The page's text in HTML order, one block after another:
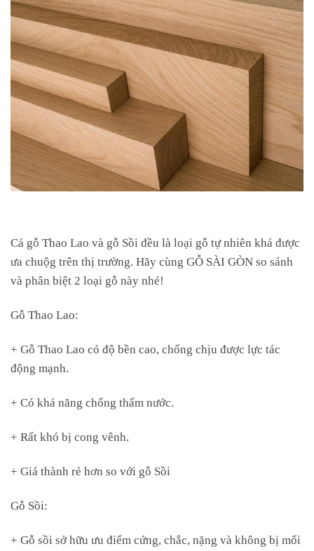
Cả gỗ Thao Lao và gỗ Sồi đều là loại gỗ tự nhiên khá được
ưa chuộg trên thị trường. Hãy cùng GỖ SÀI GÒN so sánh
và phân biệt 2 loại gỗ này nhé!
Gỗ Thao Lao:
+ Gỗ Thao Lao có độ bền cao, chống chịu được lực tác
động mạnh.
+ Có khả năng chống thấm nước.
+ Rất khó bị cong vênh.
+ Giá thành rẻ hơn so với gỗ Sồi
Gỗ Sồi:
+ Gỗ sồi sở hữu ưu điểm cứng, chắc, nặng và không bị mối